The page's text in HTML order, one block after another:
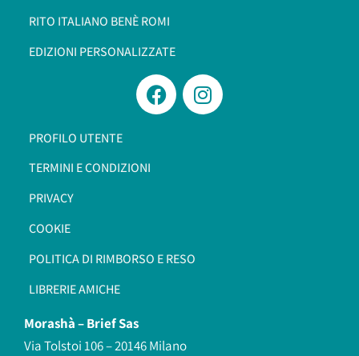
RITO ITALIANO BENÈ ROMI​
EDIZIONI PERSONALIZZATE
PROFILO UTENTE
TERMINI E CONDIZIONI
PRIVACY
COOKIE
POLITICA DI RIMBORSO E RESO
LIBRERIE AMICHE
Morashà –Brief Sas
Via Tolstoi 106 – 20146 Milano